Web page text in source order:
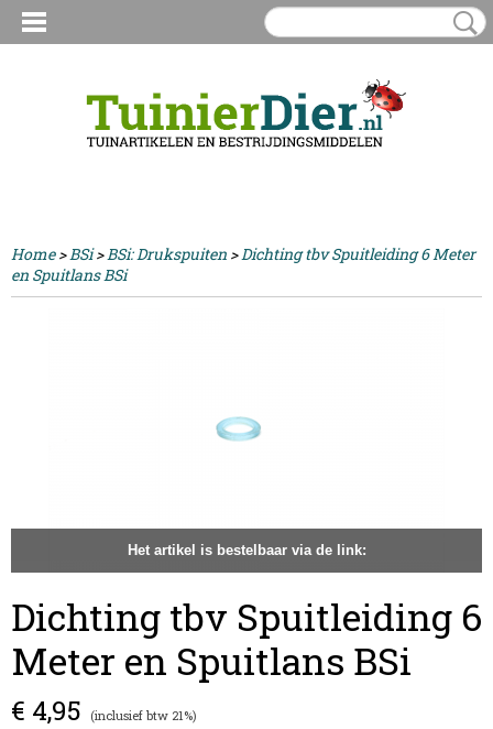
Home>BSi>BSi: Drukspuiten >Dichting tbv Spuitleiding 6 Meter
en Spuitlans BSi
Het artikel is bestelbaar via de link:
Dichting tbv Spuitleiding 6
Meter en Spuitlans BSi
€ 4,95 (inclusief btw 21%)